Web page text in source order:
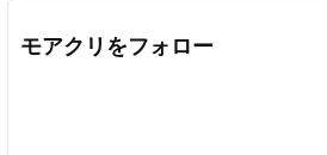
モアクリをフォロー